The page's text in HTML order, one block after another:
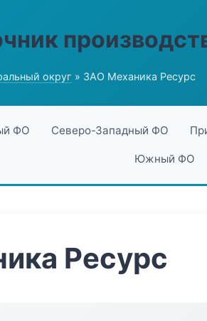
округ » ЗАО Механика Ресурс
ФО Северо-Западный ФО
Южный ФО
Ресурс